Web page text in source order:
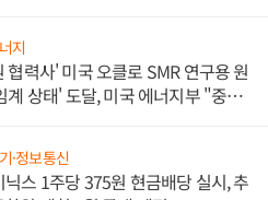
지
협력사' 미국 오클로 SMR 연구용 원
계 상태' 도달, 미국 에너지부 "중요
·정보통신
닉스 1주당 375원 현금배당 실시, 추